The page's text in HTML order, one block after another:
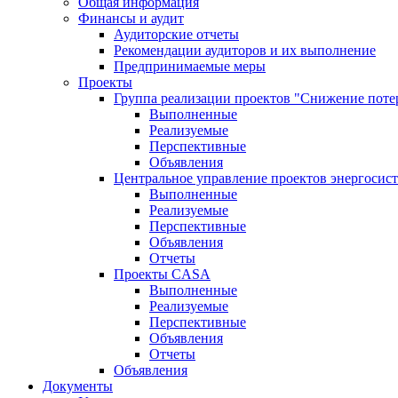
Финансы и аудит
Аудиторские отчеты
Рекомендации аудиторов и их выполнение
Предпринимаемые меры
Проекты
Группа реализации проектов "Снижение
Выполненные
Реализуемые
Перспективные
Объявления
Центральное управление проектов
Выполненные
Реализуемые
Перспективные
Объявления
Отчеты
Проекты CASA
Выполненные
Реализуемые
Перспективные
Объявления
Отчеты
Объявления
Документы